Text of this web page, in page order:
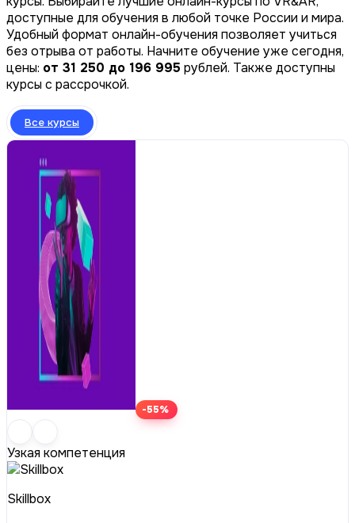
доступные для обучения в любой точке России и мира.
Удобный формат онлайн-обучения позволяет учиться
без отрыва от работы. Начните обучение уже сегодня,
цены: от 31 250 до 196 995 рублей. Также доступны
курсы с рассрочкой.
Все курсы
-55%
Узкая компетенция
Skillbox